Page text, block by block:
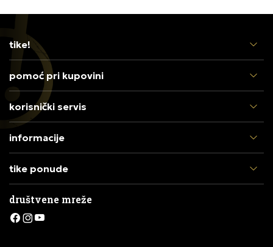
tike!
pomoć pri kupovini
korisnički servis
informacije
tike ponude
društvene mreže